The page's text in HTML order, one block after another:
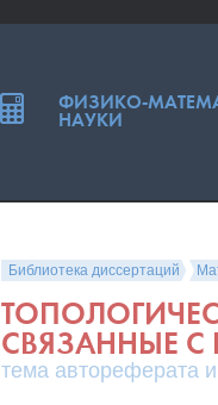
Библиотека диссертаций
СВЯЗАННЫЕ
тема автореферата
ФИЗИКО-
НАУКИ